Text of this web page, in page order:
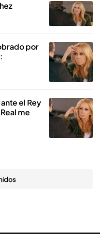
por
el Rey
me